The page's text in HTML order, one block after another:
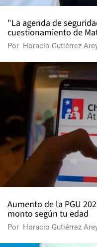
"La agenda de
cuestionamiento de
Por Horacio Gutiérrez
Aumento de la PGU
monto según tu edad
Por Horacio Gutiérrez